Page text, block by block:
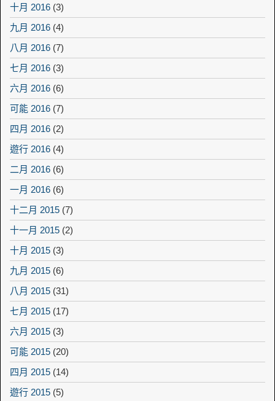
十月 2016 (3)
九月 2016 (4)
八月 2016 (7)
七月 2016 (3)
六月 2016 (6)
可能 2016 (7)
四月 2016 (2)
遊行 2016 (4)
二月 2016 (6)
一月 2016 (6)
十二月 2015 (7)
十一月 2015 (2)
十月 2015 (3)
九月 2015 (6)
八月 2015 (31)
七月 2015 (17)
六月 2015 (3)
可能 2015 (20)
四月 2015 (14)
遊行 2015 (5)